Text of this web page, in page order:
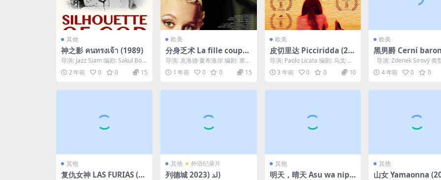
其他
神之影 คนทรงเจ้า (1989)
导演: Jazz Siam 编剧: Sakul Boo
nyatud / Wimo...
2 年前 0 0 15
欧美
分身乏术 La fille coupée
en deux (2007)
导演: 克洛德·夏布洛尔 编剧: 塞西
尔·梅斯特 / 克洛德·夏布洛尔 主
演: ...1 年前 0 0 15
欧美
皮切里达 Picciridda (20
19)
导演: Paolo Licata 编剧: 乌戈·奇
蒂 / Catena Fior...
3 年前 0 0 10
欧美
黑男爵 Cerní
92)
导演: Zdenek Sirový 类
制片国家/地区:...
4 年前 0 0
其他
复仇女神 LAS FURIAS (19
其他 外语纪录片
列德城 لد (2023)
其他
明天，晴天 Asu wa nipp
其他
山女 Yamaonna